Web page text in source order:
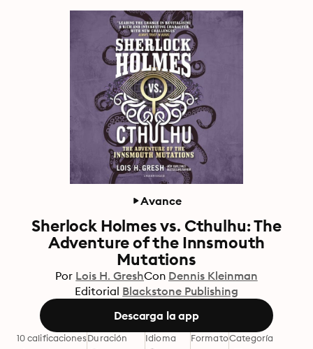
Avance
Sherlock Holmes vs. Cthulhu: The
Adventure of the Innsmouth
Mutations
Por Lois H. GreshCon Dennis Kleinman
Editorial Blackstone Publishing
Descarga la app
10 calificacionesDuración Idioma FormatoCategoría